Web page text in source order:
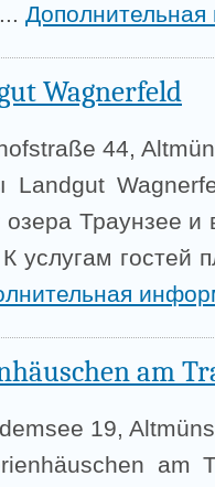
Wagnerfeld
44,
Landgut
Траунзее и
услугам гостей
am
19,
am